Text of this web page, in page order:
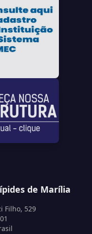
de Marília
Filho, 529